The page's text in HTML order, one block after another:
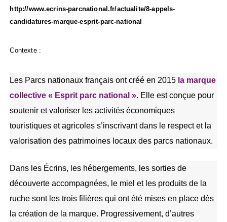
http://www.ecrins-parcnational.fr/actualite/8-appels-
candidatures-marque-esprit-parc-national
Contexte :
Les Parcs nationaux français ont créé en 2015 la marque
collective « Esprit parc national ». Elle est conçue pour
soutenir et valoriser les activités économiques
touristiques et agricoles s’inscrivant dans le respect et la
valorisation des patrimoines locaux des parcs nationaux.
Dans les Écrins, les hébergements, les sorties de
découverte accompagnées, le miel et les produits de la
ruche sont les trois filières qui ont été mises en place dès
la création de la marque. Progressivement, d’autres